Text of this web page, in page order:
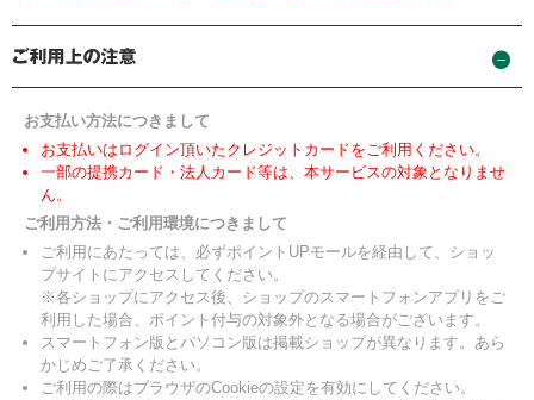
お支払い方法につきまして
お支払いはログイン頂いたクレジットカードをご利用ください。
一部の提携カード・法人カード等は、本サービスの対象となりませ
ん。
ご利用方法・ご利用環境につきまして
ご利用にあたっては、必ずポイントUPモールを経由して、ショッ
プサイトにアクセスしてください。
※各ショップにアクセス後、ショップのスマートフォンアプリをご
利用した場合、ポイント付与の対象外となる場合がございます。
スマートフォン版とパソコン版は掲載ショップが異なります。あら
かじめご了承ください。
ご利用の際はブラウザのCookieの設定を有効にしてください。